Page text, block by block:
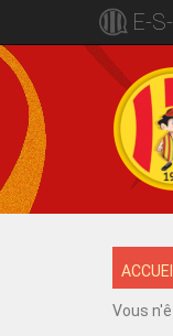
E-
ACCUEIL
Vous